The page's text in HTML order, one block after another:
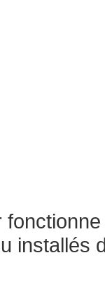
installés